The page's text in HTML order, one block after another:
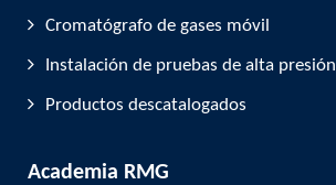
Cromatógrafo de gases móvil
Instalación de pruebas de alta presión
Productos descatalogados
Academia RMG